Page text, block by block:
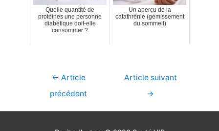
Quelle quantité de
protéines une personne
diabétique doit-elle
consommer ?
Un aperçu de la
catathrénie (gémissement
du sommeil)
Navigation
← Article
précédent
Article suivant
→